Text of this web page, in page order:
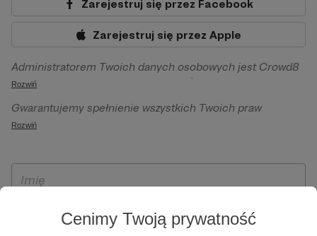
Cenimy Twoją prywatność
Zarejestruj się przez Facebook
Zarejestruj się przez Apple
Administratorem Twoich danych osobowych jest Crowd8
sp. z o.o. z siedziba w Warszawie, ul. Żwirki i Wigury 16, 02-
092 Warszawa. Twoje dane osobowe będą przetwarzane w
szczególności w celu wykonania umowy zawartej z Tobą, w
Patronite.pl, w tym możliwości dokonywania oraz
otrzymywania wsparcia na naszej platformie oraz
Rozwiń
Gwarantujemy spełnienie wszystkich Twoich praw
wynikających z ogólnego rozporządzenia o ochronie
ich przenoszenia, niepodlegania zautomatyzowanemu
wyrażenia sprzeciwu wobec przetwarzania Twoich danych
osobowych. Rejestracja dla osób niepełnoletnich możliwa
Rozwiń